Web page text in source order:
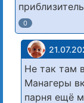
0
Не так там
Манагеры
парня ещё